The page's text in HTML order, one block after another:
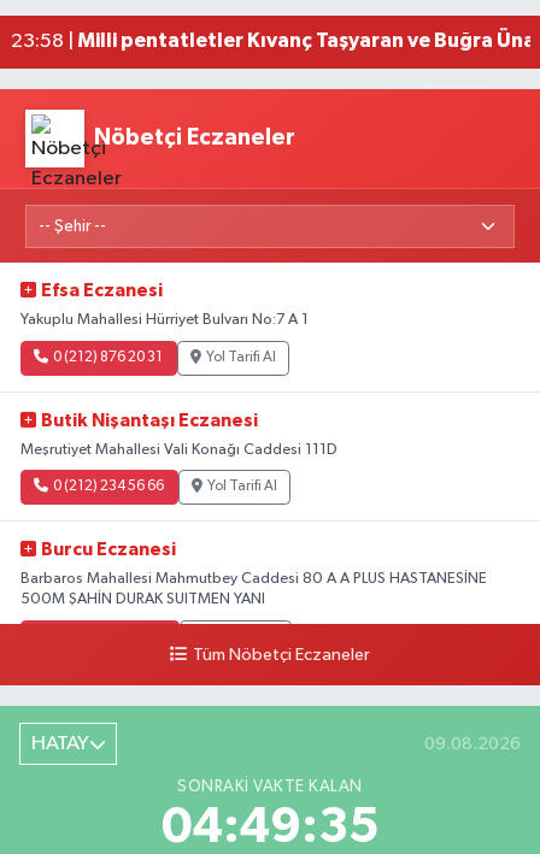
23:58 | Milli pentatletler Kıvanç Taşyaran ve Buğra
Nöbetçi Eczaneler
Efsa Eczanesi
Yakuplu Mahallesi Hürriyet Bulvarı No:7 A 1
0 (212) 876 20 31 Yol Tarifi Al
Butik Nişantaşı Eczanesi
Meşrutiyet Mahallesi Vali Konağı Caddesi 111D
0 (212) 234 56 66 Yol Tarifi Al
Burcu Eczanesi
Barbaros Mahallesi Mahmutbey Caddesi 80 A A PLUS HASTANESİNE
500M ŞAHİN DURAK SUITMEN YANI
Akşemsettin Mahallesi Akdeniz Caddesi No:12 A 41.01948179055185,
28.946705949073934
Yol Tarifi Al
Tüm Nöbetçi Eczaneler
HATAY 09.08.2026
SONRAKI VAKTE KALAN
04:49:34